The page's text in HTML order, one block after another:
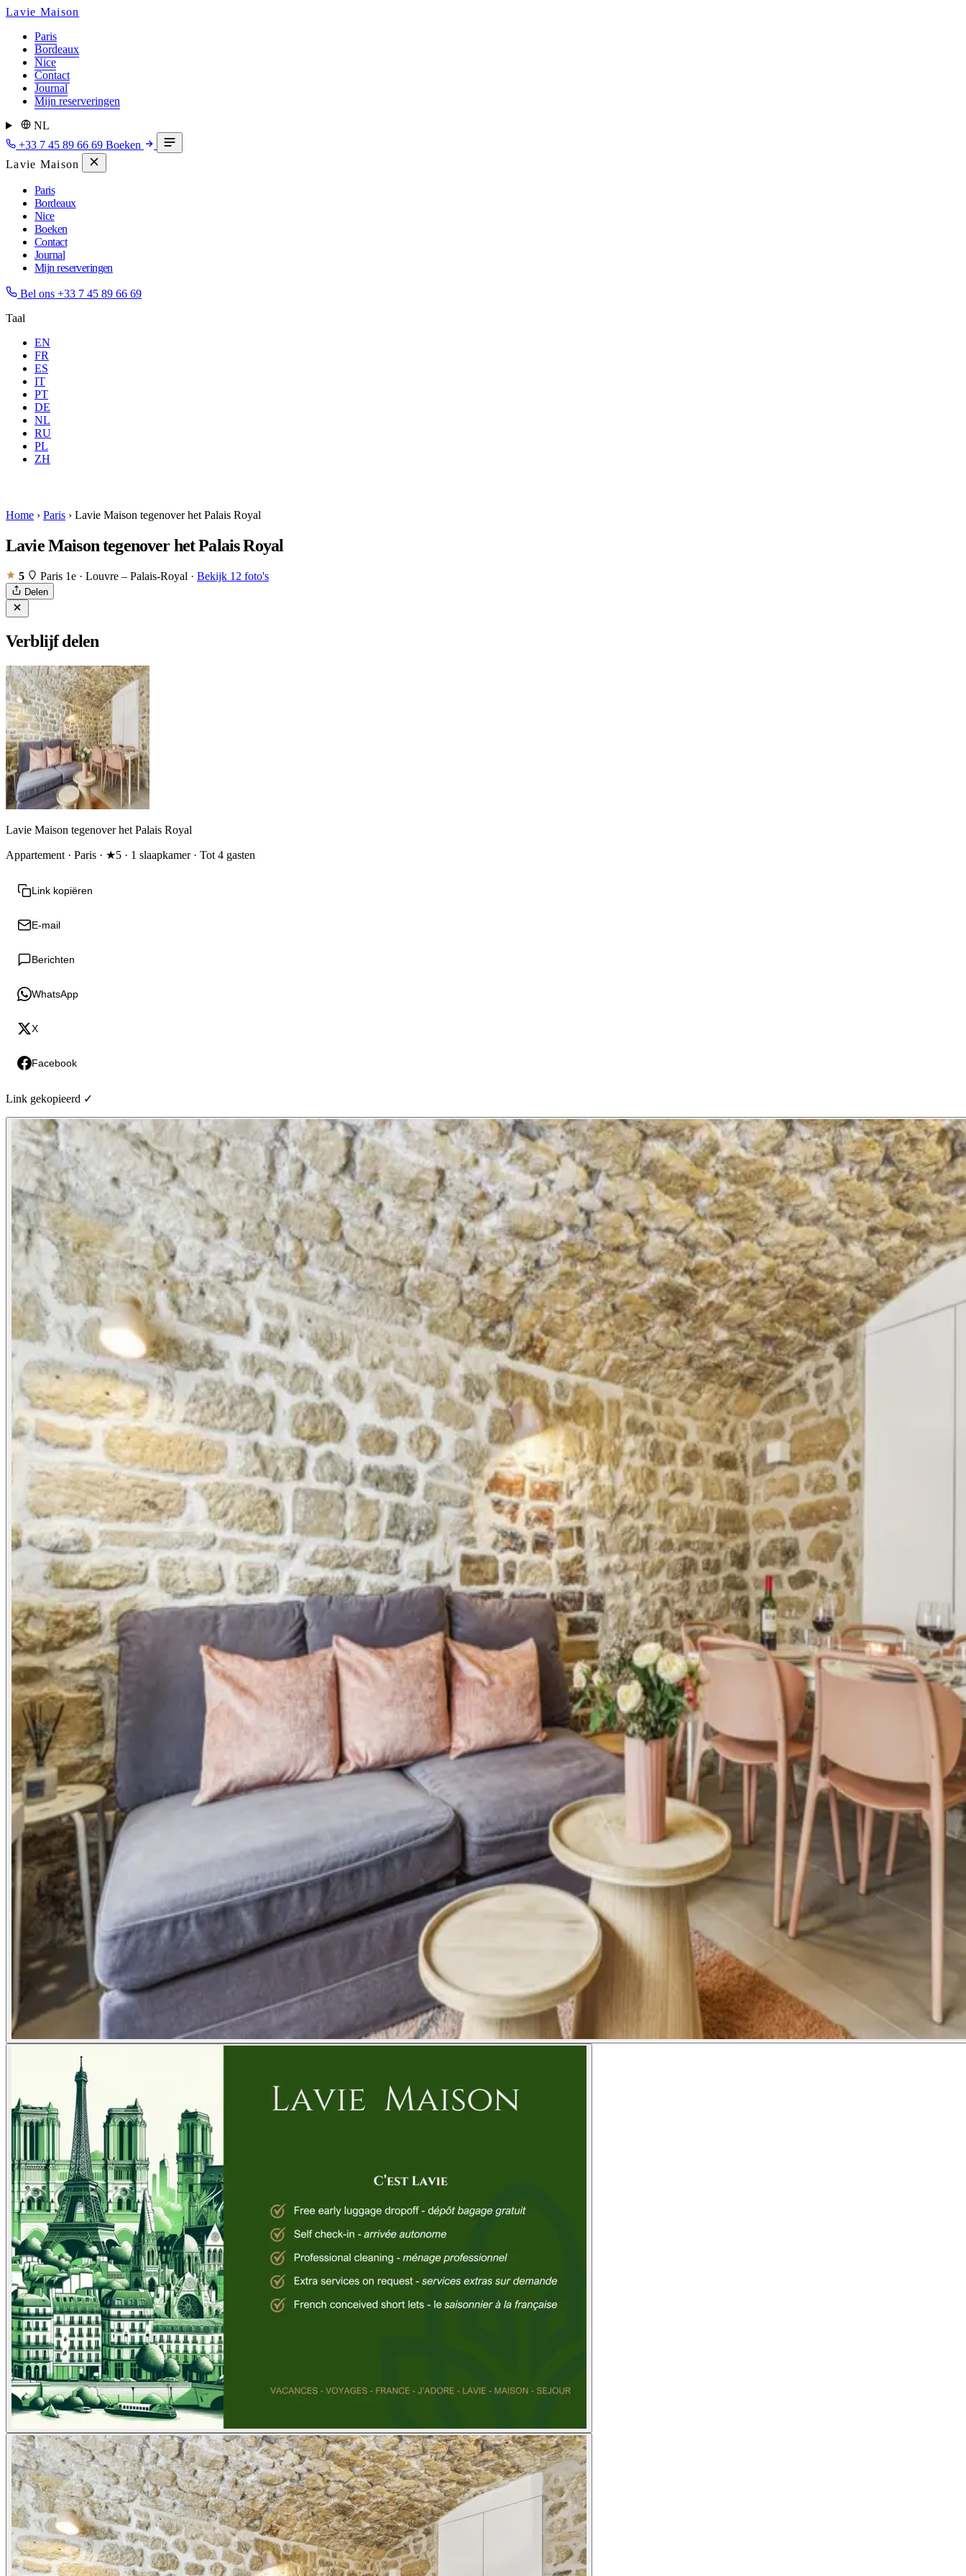
Lavie Maison
Paris
Bordeaux
Nice
Contact
Journal
Mijn reserveringen
NL
+33 7 45 89 66 69 Boeken
Lavie Maison
Paris
Bordeaux
Nice
Boeken
Contact
Journal
Mijn reserveringen
Bel ons +33 7 45 89 66 69
Taal
EN
FR
ES
IT
PT
DE
NL
RU
PL
ZH
Waar Alle
Home › Paris › Lavie Maison tegenover het Palais Royal
Lavie Maison tegenover het Palais Royal
5 Paris 1e · Louvre – Palais-Royal · Bekijk 12 foto's
Delen
Verblijf delen
Lavie Maison tegenover het Palais Royal
Appartement · Paris · ★5 · 1 slaapkamer · Tot 4 gasten
Link kopiëren
E-mail
Berichten
WhatsApp
X
Facebook
Link gekopieerd ✓